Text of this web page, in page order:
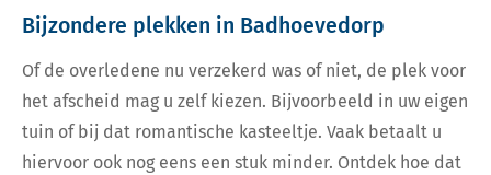
Bijzondere plekken in Badhoevedorp
Of de overledene nu verzekerd was of niet, de plek voor
het afscheid mag u zelf kiezen. Bijvoorbeeld in uw eigen
tuin of bij dat romantische kasteeltje. Vaak betaalt u
hiervoor ook nog eens een stuk minder. Ontdek hoe dat